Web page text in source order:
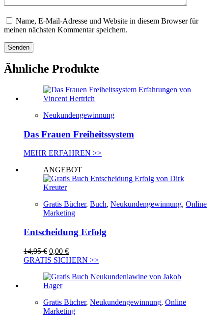
Name, E-Mail-Adresse und Website in diesem Browser für
meinen nächsten Kommentar speichern.
Senden
Ähnliche Produkte
Neukundengewinnung
Das Frauen Freiheitssystem
MEHR ERFAHREN >>
ANGEBOT
Gratis Bücher, Buch, Neukundengewinnung, Online
Marketing
Entscheidung Erfolg
14,95€ Ursprünglicher
Preis
14,95 €
0,00 €Aktueller
Preis
0,00 €.
GRATIS SICHERN >>
Gratis Bücher, Neukundengewinnung, Online
Marketing